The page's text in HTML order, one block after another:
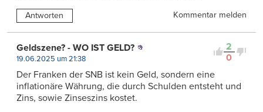
Antworten Kommentar melden
2
0
Geldszene? - WO IST GELD?
19.06.2025 um 21:38
Der Franken der SNB ist kein Geld, sondern eine
inflationäre Währung, die durch Schulden entsteht und
Zins, sowie Zinseszins kostet.